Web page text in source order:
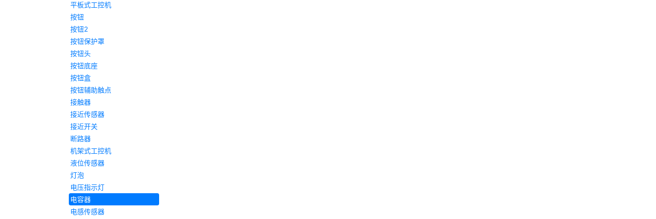
平板式工控机
按钮
按钮2
按钮保护罩
按钮头
按钮底座
按钮盒
按钮辅助触点
接触器
接近传感器
接近开关
断路器
机架式工控机
液位传感器
灯泡
电压指示灯
电容器
电感传感器